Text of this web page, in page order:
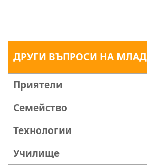
ДРУГИ ВЪПРОСИ НА
Приятели
Семейство
Технологии
Училище